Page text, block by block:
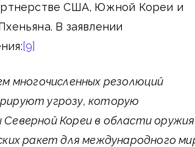
США, Южной Кореи и
В заявлении
[9]
многочисленных резолюций
угрозу, которую
Кореи в области оружия
ракет для международного